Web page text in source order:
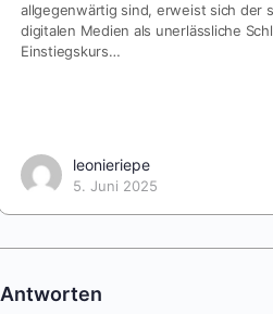
allgegenwärtig sind, erweist sich der
digitalen Medien als unerlässliche
Einstiegskurs…
leonieriepe
5. Juni 2025
Antworten